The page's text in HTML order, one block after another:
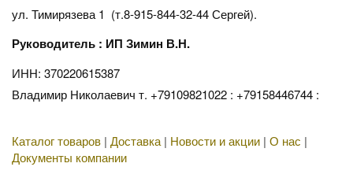
ул. Тимирязева 1 (т.8-915-844-32-44 Сергей).
Руководитель : ИП Зимин В.Н.
ИНН: 370220615387
Владимир Николаевич т. +79109821022 : +79158446744 :
Каталог товаров | Доставка| Новости и акции | О нас |
Документы компании